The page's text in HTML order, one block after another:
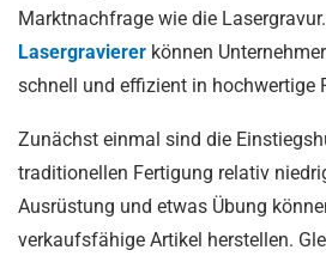
Marktnachfrage wie die
Lasergravierer können
schnell und effizient in hochwertige
Zunächst einmal sind die
traditionellen Fertigung relativ
Ausrüstung und etwas Übung
verkaufsfähige Artikel herstellen.